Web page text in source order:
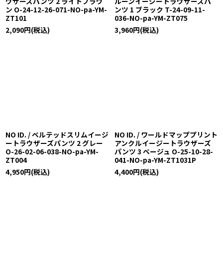
ン O-24-12-26-071-NO-pa-YM-
ZT101
2,090円(税込)
ンツ 1 ブラック T-24-09-11-
036-NO-pa-YM-ZT075
3,960円(税込)
NO ID. / ベルテッドスリムイージ
ートラウザーズパンツ 2 グレー
O-26-02-06-038-NO-pa-YM-
ZT004
4,950円(税込)
NO ID. / ワールドマッププリント
アンクルイージートラウザーズ
パンツ 3 ベージュ O-25-10-28-
041-NO-pa-YM-ZT1031P
4,400円(税込)